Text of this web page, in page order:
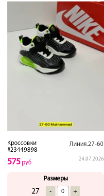
Кроссовки
#23449898
Линия.27-60
24.07.2026
575 руб
Размеры
27 - +